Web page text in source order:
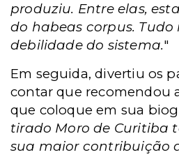
produziu. Entre elas,
do habeas corpus. Tudo
debilidade do sistema."
Em seguida, divertiu os
contar que recomendou
que coloque em sua
tirado Moro de Curitiba
sua maior contribuição